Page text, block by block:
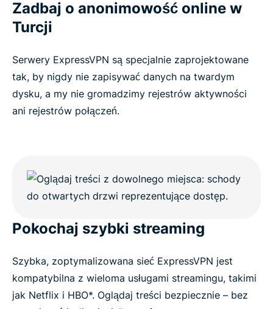
Zadbaj o anonimowość online w
Turcji
Serwery ExpressVPN są specjalnie zaprojektowane
tak, by nigdy nie zapisywać danych na twardym
dysku, a my nie gromadzimy rejestrów aktywności
ani rejestrów połączeń.
Pokochaj szybki streaming
Szybka, zoptymalizowana sieć ExpressVPN jest
kompatybilna z wieloma usługami streamingu, takimi
jak Netflix i HBO*. Oglądaj treści bezpiecznie – bez